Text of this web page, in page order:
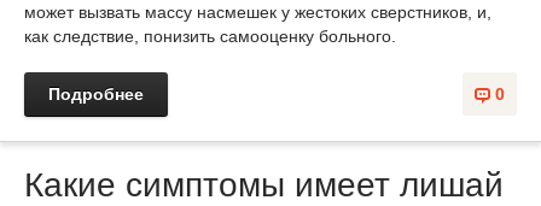
может вызвать массу насмешек у жестоких сверстников, и,
как следствие, понизить самооценку больного.
0
Подробнее
Какие симптомы имеет лишай